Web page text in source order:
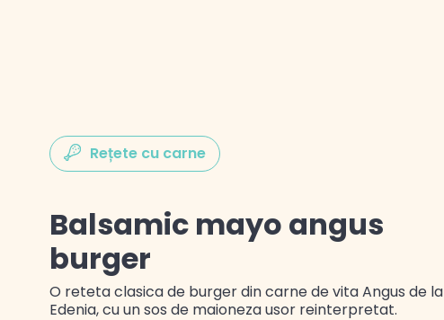
Gustul Mexicului
Rețete cu carne
Balsamic mayo angus
burger
O reteta clasica de burger din carne de vita Angus de la
Edenia, cu un sos de maioneza usor reinterpretat.